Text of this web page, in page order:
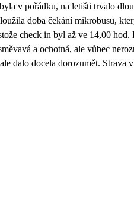
v pořádku, na letišti trvalo
doba čekání mikrobusu,
check in byl až ve 14,00 hod.
a ochotná, ale vůbec
dalo docela dorozumět. Strava
turistů. Moře bylo někdy
byly nápisy, že skákání je